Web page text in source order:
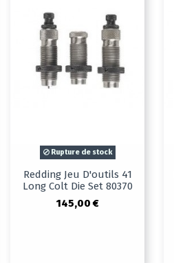
Rupture de stock
Redding Jeu D'outils 41
Long Colt Die Set 80370
145,00 €